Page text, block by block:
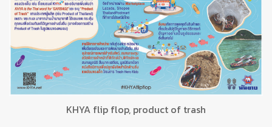
KHYA flip flop, product of trash